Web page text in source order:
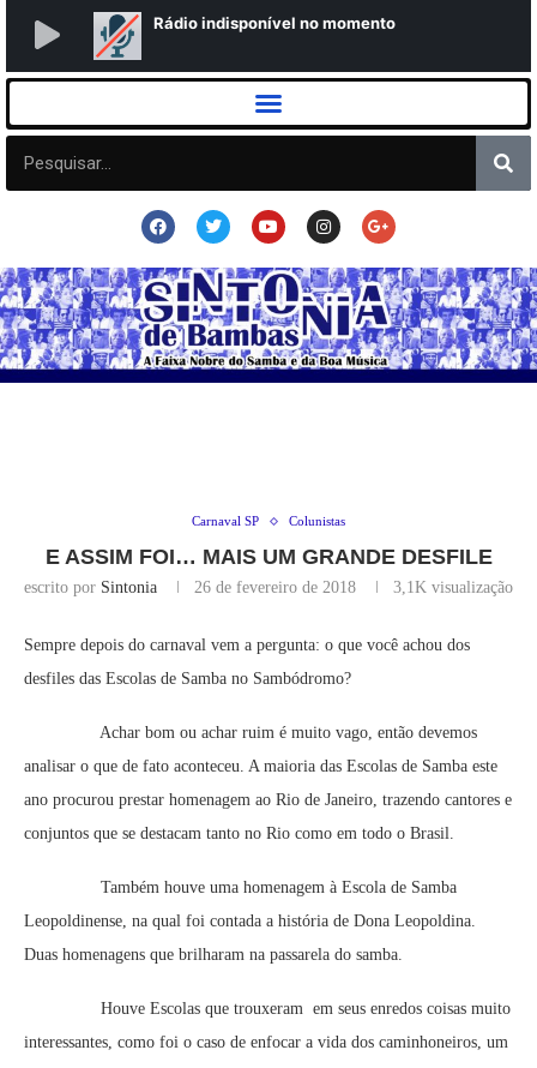
Carnaval SP Colunistas
E ASSIM FOI… MAIS UM GRANDE DESFILE
escrito por Sintonia 26 de fevereiro de 2018 3,1K visualização
Sempre depois do carnaval vem a pergunta: o que você achou dos
desfiles das Escolas de Samba no Sambódromo?
Achar bom ou achar ruim é muito vago, então devemos
analisar o que de fato aconteceu. A maioria das Escolas de Samba este
ano procurou prestar homenagem ao Rio de Janeiro, trazendo cantores e
conjuntos que se destacam tanto no Rio como em todo o Brasil.
Também houve uma homenagem à Escola de Samba
Leopoldinense, na qual foi contada a história de Dona Leopoldina.
Duas homenagens que brilharam na passarela do samba.
Houve Escolas que trouxeram em seus enredos coisas muito
interessantes, como foi o caso de enfocar a vida dos caminhoneiros, um